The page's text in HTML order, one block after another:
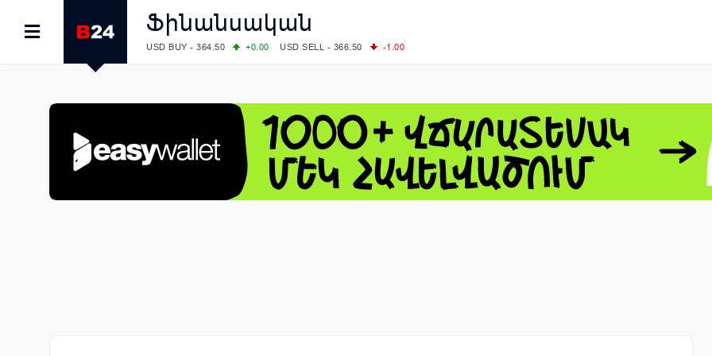
Ֆինանսական
USD BUY - 364.50 +0.00 USD SELL - 366.50
-1.00
COMEX: PLATINUM - 1765.90
LME: ALUMINIUM - 3184.00
-0.27 COPPER - 13791.00
-0.12
LME: NICKEL - 17249.00
+0.09 TIN - 55268.00
+2.50
LME: LEAD - 1877.50
-1.00 ZINC - 3643.00
+1.43
FOREX: USD/JPY - 157.68
+0.12 EUR/GBP - 1.1548
+0.11
FOREX: EUR/USD - 1.1548
+0.11 GBP/USD - 1.3459
+0.04